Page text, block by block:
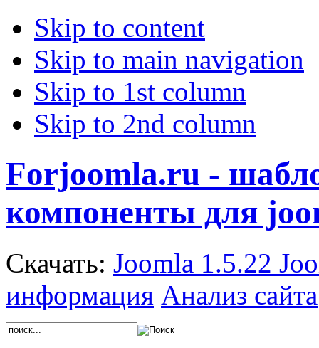
Skip to content
Skip to main navigation
Skip to 1st column
Skip to 2nd column
Forjoomla.ru -
компоненты для
Скачать: Joomla 1.5.22
информация Анализ сайта